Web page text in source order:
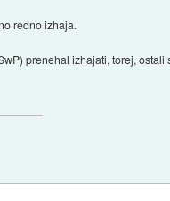
redno izhaja.
prenehal izhajati, torej,